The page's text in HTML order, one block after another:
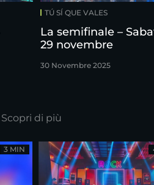
TÚ SÍ QUE VALES
La semifinale –
29 novembre
30 Novembre 2025
Scopri di più
3 MIN